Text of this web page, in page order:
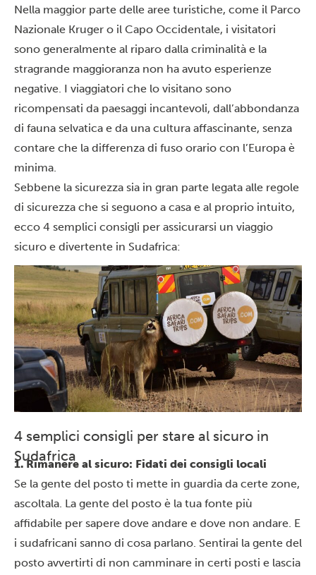
Nella maggior parte delle aree turistiche, come il Parco
Nazionale Kruger o il Capo Occidentale, i visitatori
sono generalmente al riparo dalla criminalità e la
stragrande maggioranza non ha avuto esperienze
negative. I viaggiatori che lo visitano sono
ricompensati da paesaggi incantevoli, dall’abbondanza
di fauna selvatica e da una cultura affascinante, senza
contare che la differenza di fuso orario con l’Europa è
minima.
Sebbene la sicurezza sia in gran parte legata alle regole
di sicurezza che si seguono a casa e al proprio intuito,
ecco 4 semplici consigli per assicurarsi un viaggio
sicuro e divertente in Sudafrica:
4 semplici consigli per stare al sicuro in
Sudafrica
1. Rimanere al sicuro: Fidati dei consigli locali
Se la gente del posto ti mette in guardia da certe zone,
ascoltala. La gente del posto è la tua fonte più
affidabile per sapere dove andare e dove non andare. E
i sudafricani sanno di cosa parlano. Sentirai la gente del
posto avvertirti di non camminare in certi posti e lascia